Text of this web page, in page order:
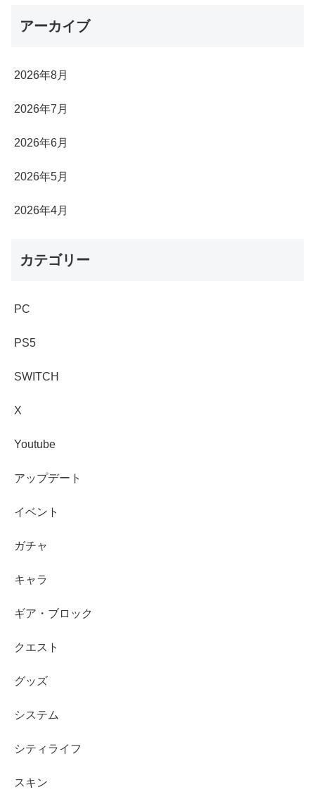
アーカイブ
2026年8月
2026年7月
2026年6月
2026年5月
2026年4月
カテゴリー
PC
PS5
SWITCH
X
Youtube
アップデート
イベント
ガチャ
キャラ
ギア・ブロック
クエスト
グッズ
システム
シティライフ
スキン